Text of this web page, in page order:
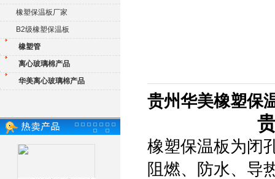
橡塑保温板厂家
B2级橡塑保温板
橡塑管
离心玻璃棉产品
华美离心玻璃棉产品
贵州华美橡塑保
橡塑保温板为闭
阻燃、防水、导